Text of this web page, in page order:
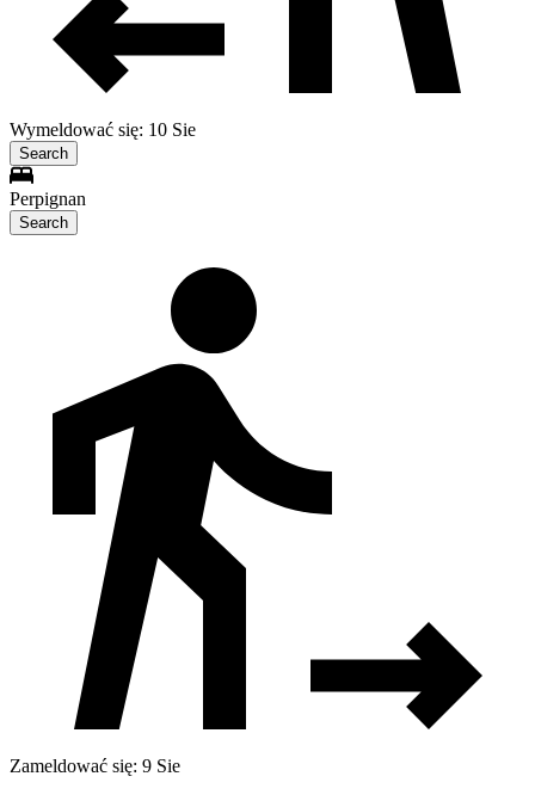
Wymeldować się: 10 Sie
Search
Perpignan
Search
Zameldować się: 9 Sie